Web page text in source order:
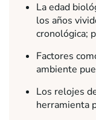
La edad
los años
cronológica;
Factores
ambiente
Los relojes
herramienta